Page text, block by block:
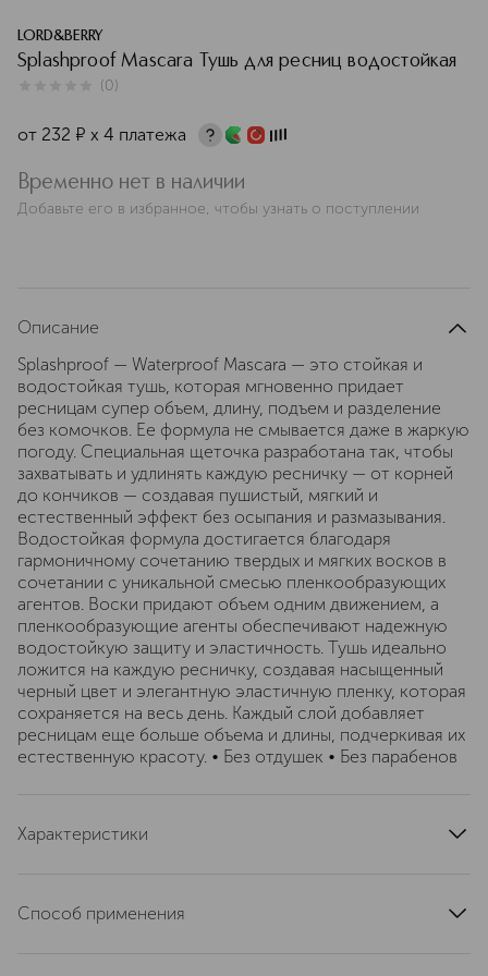
LORD&BERRY
Splashproof Mascara Тушь для ресниц водостойкая
(0)
от 232 ¤ х 4 платежа
Временно нет в наличии
Добавьте его в избранное, чтобы узнать о поступлении
Описание
Splashproof — Waterproof Mascara — это стойкая и
водостойкая тушь, которая мгновенно придает
ресницам супер объем, длину, подъем и разделение
без комочков. Ее формула не смывается даже в жаркую
погоду. Специальная щеточка разработана так, чтобы
захватывать и удлинять каждую ресничку — от корней
до кончиков — создавая пушистый, мягкий и
естественный эффект без осыпания и размазывания.
Водостойкая формула достигается благодаря
гармоничному сочетанию твердых и мягких восков в
сочетании с уникальной смесью пленкообразующих
агентов. Воски придают объем одним движением, а
пленкообразующие агенты обеспечивают надежную
водостойкую защиту и эластичность. Тушь идеально
ложится на каждую ресничку, создавая насыщенный
черный цвет и элегантную эластичную пленку, которая
сохраняется на весь день. Каждый слой добавляет
ресницам еще больше объема и длины, подчеркивая их
естественную красоту. • Без отдушек • Без парабенов
Характеристики
тип кожи
Способ применения